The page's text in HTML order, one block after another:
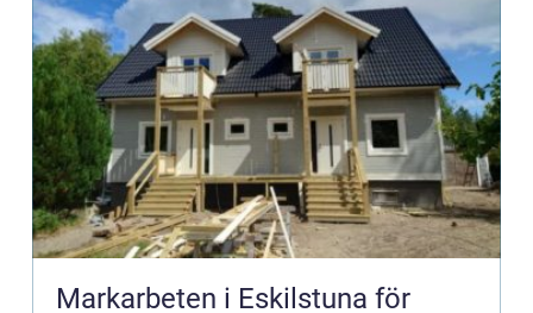
Markarbeten i Eskilstuna för